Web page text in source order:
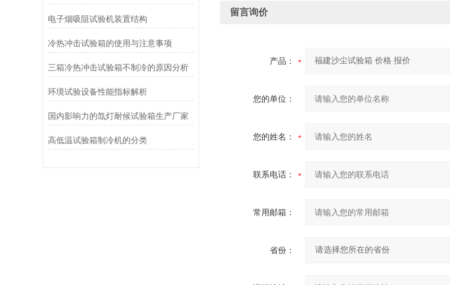
电子烟吸阻试验机装置结构
冷热冲击试验箱的使用与注意事项
三箱冷热冲击试验箱不制冷的原因分析
环境试验设备性能指标解析
国内影响力的氙灯耐候试验箱生产厂家
高低温试验箱制冷机的分类
留言询价
产品：
您的单位：
您的姓名：
联系电话：
常用邮箱：
省份：